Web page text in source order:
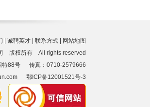
诚聘英才 联系方式
网站地图
版权所有 All rights reserved
特88号 传真：0710-2579666
鄂ICP备12001521号-3